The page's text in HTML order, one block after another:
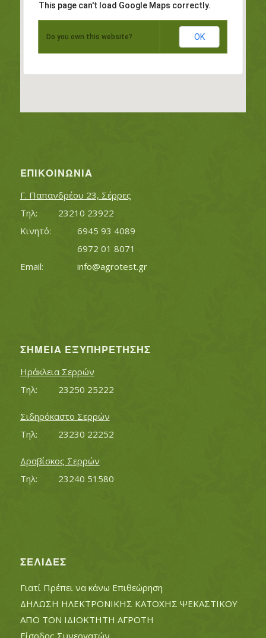
This page can't load Google Maps correctly.
Do you own this website? OK
ΕΠΙΚΟΙΝΩΝΊΑ
Γ. Παπανδρέου 23, Σέρρες
Τηλ:		23210 23922
Κινητό:		6945 93 4089
			6972 01 8071
info@agrotest.gr
ΣΗΜΕΊΑ ΕΞΥΠΗΡΈΤΗΣΗΣ
Ηράκλεια Σερρών
Τηλ:		23250 25222
Σιδηρόκαστο Σερρών
Τηλ:		23230 22252
Δραβίσκος Σερρών
Τηλ:		23240 51580
ΣΕΛΊΔΕΣ
Γιατί Πρέπει να κάνω Επιθεώρηση
ΔΗΛΩΣΗ ΗΛΕΚΤΡΟΝΙΚΗΣ ΚΑΤΟΧΗΣ ΨΕΚΑΣΤΙΚΟΥ
ΑΠΟ ΤΟΝ ΙΔΙΟΚΤΗΤΗ ΑΓΡΟΤΗ